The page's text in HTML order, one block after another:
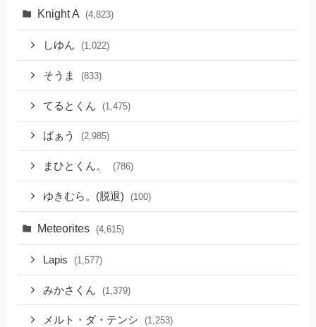
Knight A (4,823)
しゆん (1,022)
そうま (833)
てるとくん (1,475)
ばぁう (2,985)
まひとくん。 (786)
ゆきむら。(脱退) (100)
Meteorites (4,615)
Lapis (1,577)
みかさくん (1,379)
メルト・ダ・テンシ (1,253)